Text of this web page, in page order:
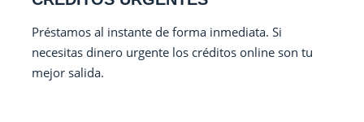
Préstamos al instante de forma inmediata. Si
necesitas dinero urgente los créditos online son tu
mejor salida.